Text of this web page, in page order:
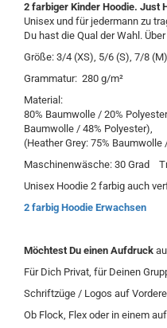
2 farbiger Kinder Hoodie. Just
Unisex und für jedermann zu
Du hast die Qual der Wahl.
Größe: 3/4 (XS), 5/6 (S), 7/8
Grammatur: 280 g/m²
Material:
80% Baumwolle / 20%
Baumwolle / 48% Polyester),
(Heather Grey: 75% Baumwolle
Maschinenwäsche: 30 Grad
Unisex Hoodie 2 farbig auch
2 farbig Hoodie Erwachsen
Möchtest Du einen Aufdruck
Für Dich Privat, für Deinen
Schriftzüge / Logos auf
Ob Flock, Flex oder in einem